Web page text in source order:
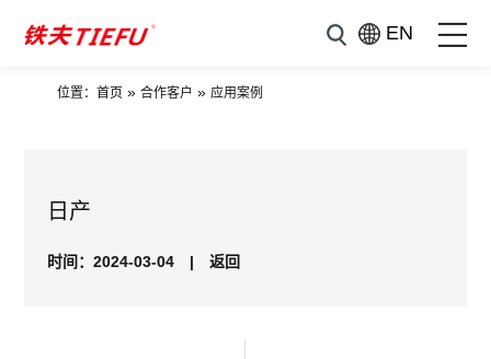
EN
位置：首页 »合作客户 » 应用案例
日产
时间：2024-03-04| 返回